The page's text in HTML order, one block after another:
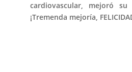
cardiovascular, mejoró
¡Tremenda mejoría,